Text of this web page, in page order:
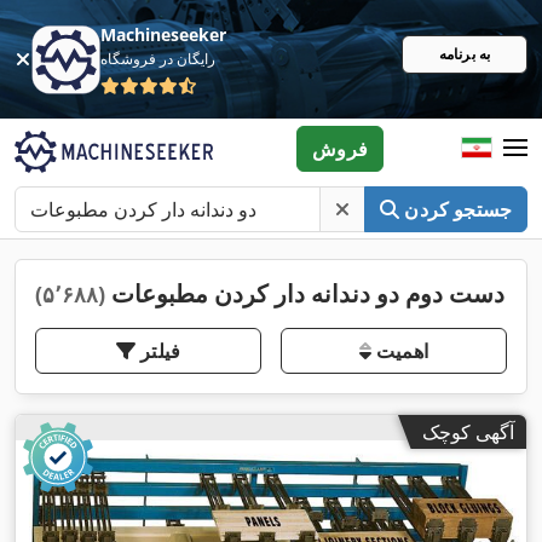
Machineseeker
رایگان در فروشگاه به برنامه
جستجو کردن
فروش
دست دوم دو دندانه دار کردن مطبوعات (۵٬۶۸۸)
فیلتر اهمیت
آگهی کوچک